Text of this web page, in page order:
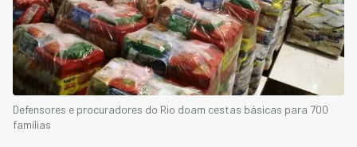
Defensores e procuradores do Rio doam cestas básicas para 700
famílias